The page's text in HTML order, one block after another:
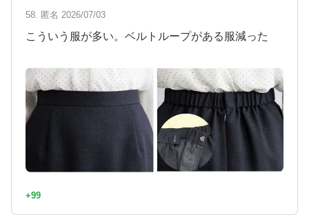
58. 匿名 2026/07/03
こういう服が多い。ベルトループがある服減った
+99